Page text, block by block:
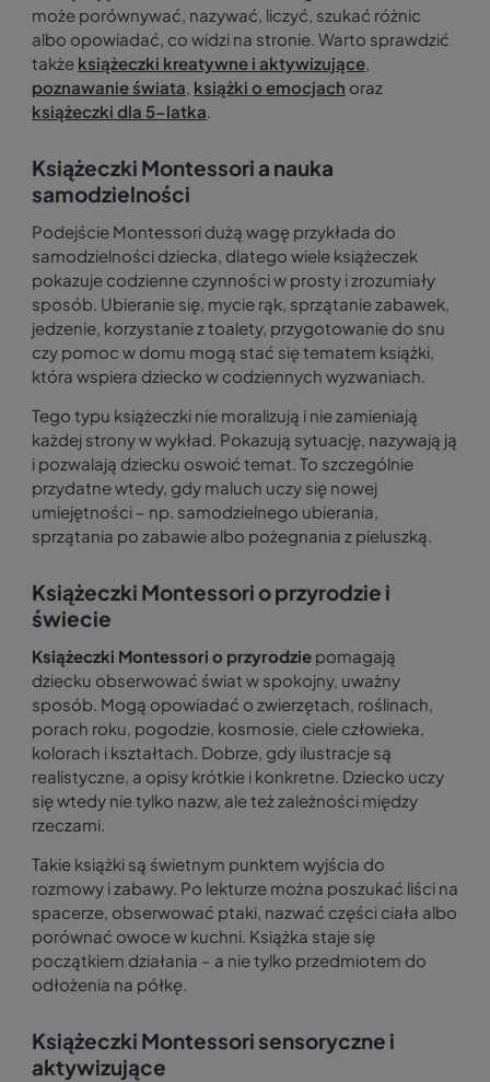
może porównywać, nazywać, liczyć, szukać różnic
albo opowiadać, co widzi na stronie. Warto sprawdzić
także książeczki kreatywne i aktywizujące,
poznawanie świata, książki o emocjach oraz
książeczki dla 5-latka.
Książeczki Montessori a nauka
samodzielności
Podejście Montessori dużą wagę przykłada do
samodzielności dziecka, dlatego wiele książeczek
pokazuje codzienne czynności w prosty i zrozumiały
sposób. Ubieranie się, mycie rąk, sprzątanie zabawek,
jedzenie, korzystanie z toalety, przygotowanie do snu
czy pomoc w domu mogą stać się tematem książki,
która wspiera dziecko w codziennych wyzwaniach.
Tego typu książeczki nie moralizują i nie zamieniają
każdej strony w wykład. Pokazują sytuację, nazywają ją
i pozwalają dziecku oswoić temat. To szczególnie
przydatne wtedy, gdy maluch uczy się nowej
umiejętności – np. samodzielnego ubierania,
sprzątania po zabawie albo pożegnania z pieluszką.
Książeczki Montessori o przyrodzie i
świecie
Książeczki Montessori o przyrodzie pomagają
dziecku obserwować świat w spokojny, uważny
sposób. Mogą opowiadać o zwierzętach, roślinach,
porach roku, pogodzie, kosmosie, ciele człowieka,
kolorach i kształtach. Dobrze, gdy ilustracje są
realistyczne, a opisy krótkie i konkretne. Dziecko uczy
się wtedy nie tylko nazw, ale też zależności między
rzeczami.
Takie książki są świetnym punktem wyjścia do
rozmowy i zabawy. Po lekturze można poszukać liści na
spacerze, obserwować ptaki, nazwać części ciała albo
porównać owoce w kuchni. Książka staje się
początkiem działania – a nie tylko przedmiotem do
odłożenia na półkę.
Książeczki Montessori sensoryczne i
aktywizujące